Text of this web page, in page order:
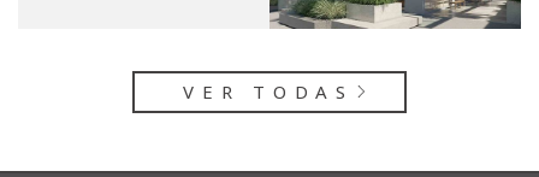
VER TODAS